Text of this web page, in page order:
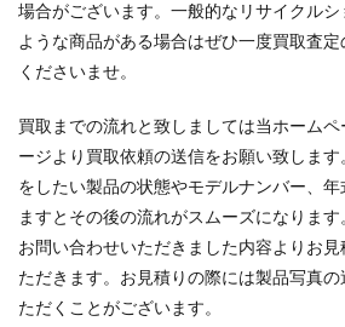
場合がございます。一般的なリサイクル
ような商品がある場合はぜひ一度買取査
くださいませ。
買取までの流れと致しましては当ホーム
ージより買取依頼の送信をお願い致しま
をしたい製品の状態やモデルナンバー、
ますとその後の流れがスムーズになります
お問い合わせいただきました内容よりお
ただきます。お見積りの際には製品写真
ただくことがございます。